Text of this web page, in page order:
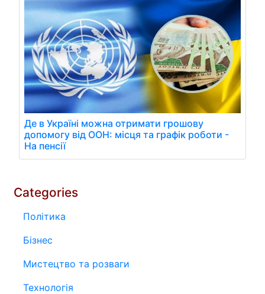
Де в Україні можна отримати грошову
допомогу від ООН: місця та графік роботи -
На пенсії
Categories
Політика
Бізнес
Мистецтво та розваги
Технологія